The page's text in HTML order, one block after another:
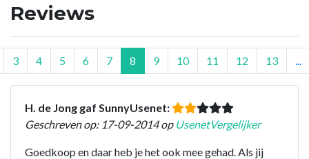
Reviews
3 4 5 6 7 8 9 10 11 12 13
H. de Jong gaf SunnyUsenet:
Geschreven op: 17-09-2014 op UsenetVergelijker
Goedkoop en daar heb je het ook mee gehad. Als jij